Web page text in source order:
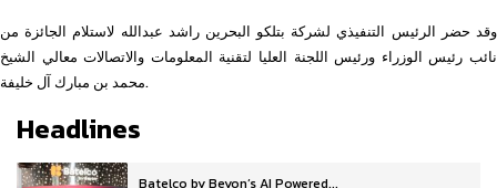
وقد حضر الرئيس التنفيذي لشركة بتلكو البحرين راشد عبدالله لاستلام الجائزة من
نائب رئيس الوزراء ورئيس اللجنة العليا لتقنية المعلومات والاتصالات معالي الشيخ
محمد بن مبارك آل خليفة.
Headlines
Batelco by Beyon’s AI Powered...